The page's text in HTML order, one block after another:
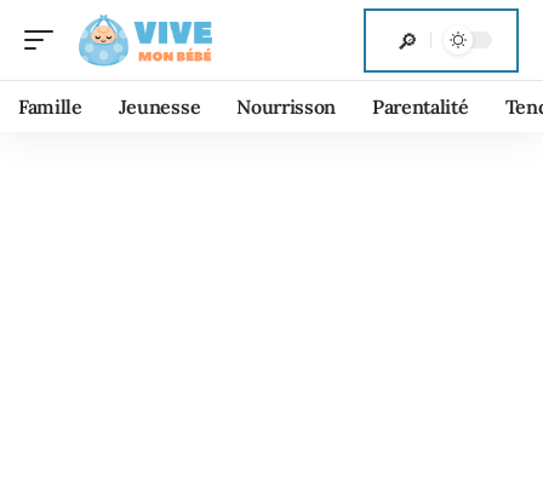
Famille Jeunesse Nourrisson Parentalité